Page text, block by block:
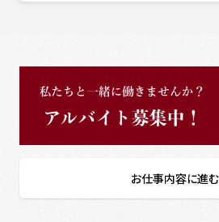
お仕事内容に進む